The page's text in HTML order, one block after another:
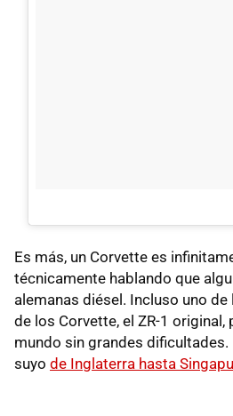
Es más, un Corvette es
técnicamente hablando que
alemanas diésel. Incluso uno
de los Corvette, el ZR-1
mundo sin grandes dificultades.
suyo de Inglaterra hasta